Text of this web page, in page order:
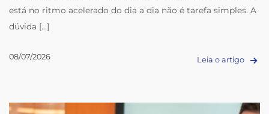
está no ritmo acelerado do dia a dia não é tarefa simples. A
dúvida [...]
08/07/2026 Leia o artigo